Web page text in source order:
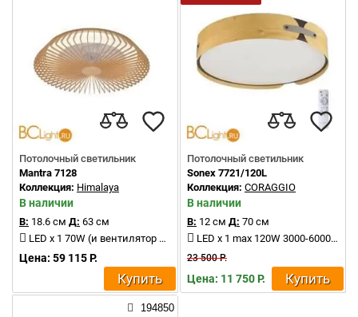
Потолочный светильник
Mantra 7128
Коллекция: Himalaya
В наличии
В: 18.6 см Д: 63 см
LED x 1 70W (и вентилятор 30) 2700K-5000К 4900Lm
Цена: 59 115 Р.
Купить
Потолочный светильник
Sonex 7721/120L
Коллекция: CORAGGIO
В наличии
В: 12 см Д: 70 см
LED x 1 max 120W 3000-6000K 7431Lm
23 500 Р.
Цена: 11 750 Р. Купить
194850